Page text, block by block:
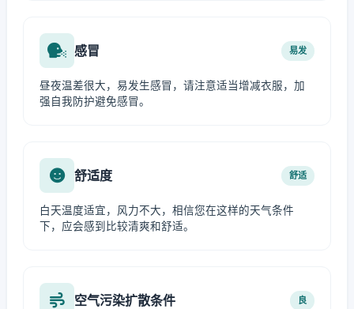
感冒 易发
昼夜温差很大，易发生感冒，请注意适当增减衣服，加
强自我防护避免感冒。
舒适度 舒适
白天温度适宜，风力不大，相信您在这样的天气条件
下，应会感到比较清爽和舒适。
空气污染扩散条件 良